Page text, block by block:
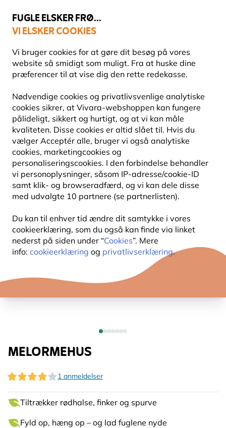
FUGLE ELSKER FRØ...
VI ELSKER COOKIES
Vi bruger cookies for at gøre dit besøg på vores
website så smidigt som muligt. Fra at huske dine
præferencer til at vise dig den rette redekasse.
Nødvendige cookies og privatlivsvenlige analytiske
cookies sikrer, at Vivara-webshoppen kan fungere
pålideligt, sikkert og hurtigt, og at vi kan måle
kvaliteten. Disse cookies er altid slået til. Hvis du
vælger Acceptér alle, bruger vi også analytiske
cookies, marketingcookies og
personaliseringscookies. I den forbindelse behandler
vi personoplysninger, såsom IP-adresse/cookie-ID
samt klik- og browseradfærd, og vi kan dele disse
med udvalgte 10 partnere (se partnerlisten).
Du kan til enhver tid ændre dit samtykke i vores
cookieerklæring, som du også kan finde via linket
nederst på siden under “Cookies”. Mere
info: cookieerklæring og privatlivserklæring.
Topbedømt i 11 lande
Fri fragt over 499 kr.
10% RABAT
MELORMEHUS
1 anmeldelser
Tiltrækker rødhalse, finker og spurve
Fyld op, hæng op – og lad fuglene nyde